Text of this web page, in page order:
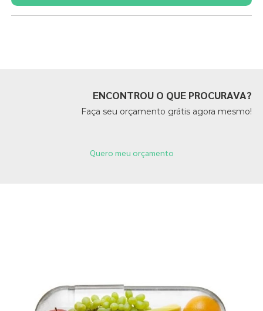
ENCONTROU O QUE PROCURAVA?
Faça seu orçamento grátis agora mesmo!
Quero meu orçamento